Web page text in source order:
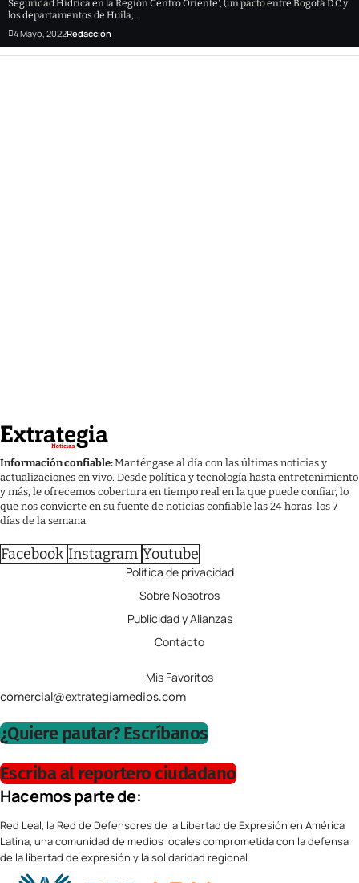
Seguridad Hídrica en la Región Centro Oriente', (un pacto entre Bogotá D.C y
los departamentos de Huila,…
4 Mayo, 2022Redacción
Información confiable:Manténgase al día con las últimas noticias y
actualizaciones en vivo. Desde política y tecnología hasta entretenimiento
y más, le ofrecemos cobertura en tiempo real en la que puede confiar, lo
que nos convierte en su fuente de noticias confiable las 24 horas, los 7
días de la semana.
Facebook Instagram Youtube
Política de privacidad
Sobre Nosotros
Publicidad y Alianzas
Contácto
Mis Favoritos
comercial@extrategiamedios.com
¿Quiere pautar? Escríbanos
Escriba al reportero ciudadano
Hacemos parte de:
Red Leal, la Red de Defensores de la Libertad de Expresión en América
Latina, una comunidad de medios locales comprometida con la defensa
de la libertad de expresión y la solidaridad regional.